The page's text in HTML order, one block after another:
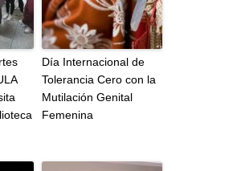
Día Internacional de
Tolerancia Cero con la
Mutilación Genital
Femenina